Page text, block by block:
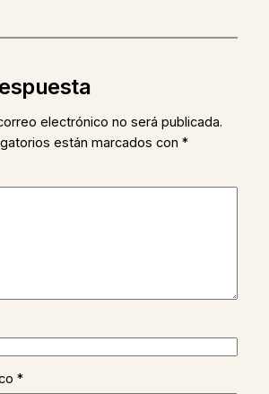
electrónico no será publicada.
están marcados con *
*